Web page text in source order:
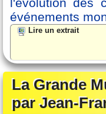
événements
Lire un extrait
La Grande
par Jean-